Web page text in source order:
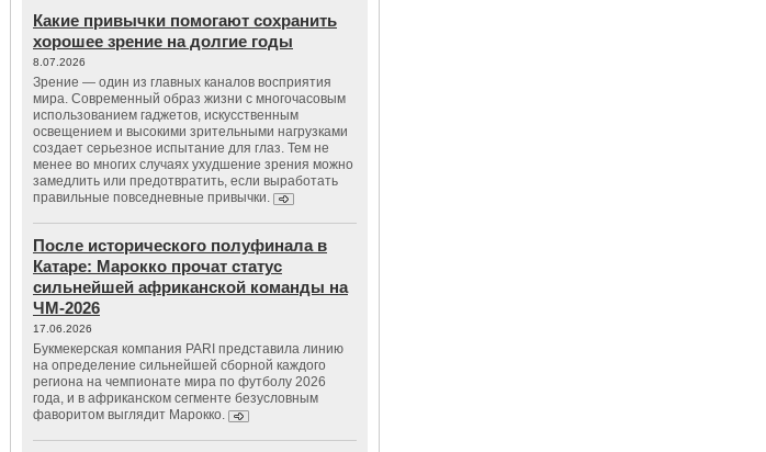
Какие привычки помогают сохранить
хорошее зрение на долгие годы
8.07.2026
Зрение — один из главных каналов восприятия
мира. Современный образ жизни с многочасовым
использованием гаджетов, искусственным
освещением и высокими зрительными нагрузками
создает серьезное испытание для глаз. Тем не
менее во многих случаях ухудшение зрения можно
замедлить или предотвратить, если выработать
правильные повседневные привычки.
После исторического полуфинала в
Катаре: Марокко прочат статус
сильнейшей африканской команды на
ЧМ-2026
17.06.2026
Букмекерская компания PARI представила линию
на определение сильнейшей сборной каждого
региона на чемпионате мира по футболу 2026
года, и в африканском сегменте безусловным
фаворитом выглядит Марокко.